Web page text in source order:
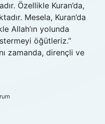
Özellikle Kuran’da,
Mesela, Kuran’da
Allah’ın yolunda
öğütleriz.”
zamanda, dirençli ve